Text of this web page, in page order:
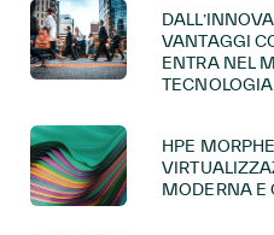
VANTAGGI
ENTRA NEL
HPE
MODERNA E